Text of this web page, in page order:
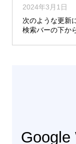
2024年3月1日
次のような更新
検索バーの下か
Google